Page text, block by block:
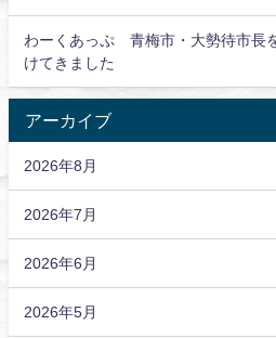
わーくあっぷ 青梅市・大勢待市長
けてきました
アーカイブ
2026年8月
2026年7月
2026年6月
2026年5月